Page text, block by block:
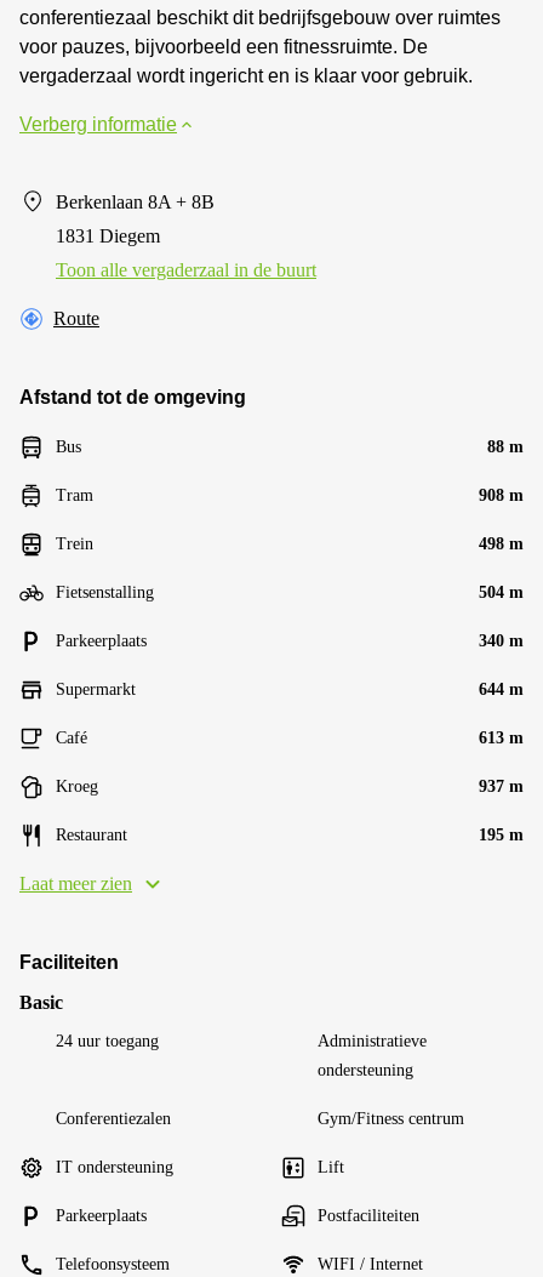
conferentiezaal beschikt dit bedrijfsgebouw over ruimtes
voor pauzes, bijvoorbeeld een fitnessruimte. De
vergaderzaal wordt ingericht en is klaar voor gebruik.
Verberg informatie
Berkenlaan 8A + 8B
1831 Diegem
Toon alle vergaderzaal in de buurt
Route
Afstand tot de omgeving
Bus 88 m
Tram 908 m
Trein 498 m
Fietsenstalling 504 m
Parkeerplaats 340 m
Supermarkt 644 m
Café 613 m
Kroeg 937 m
Restaurant 195 m
Laat meer zien
Faciliteiten
Basic
24 uur toegang
Administratieve
ondersteuning
Conferentiezalen Gym/Fitness centrum
IT ondersteuning Lift
Parkeerplaats Postfaciliteiten
Telefoonsysteem WIFI / Internet